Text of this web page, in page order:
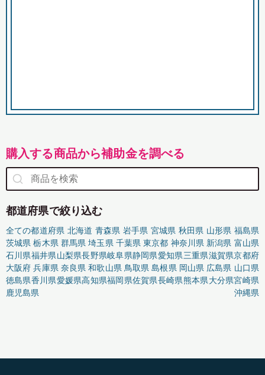
購入する商品から補助金を調べる
都道府県で絞り込む
全ての都道府県 北海道 青森県 岩手県 宮城県 秋田県 山形県 福島県
茨城県 栃木県 群馬県 埼玉県 千葉県 東京都 神奈川県 新潟県 富山県
石川県福井県山梨県長野県岐阜県静岡県愛知県三重県滋賀県京都府
大阪府 兵庫県 奈良県 和歌山県 鳥取県 島根県 岡山県 広島県 山口県
徳島県香川県愛媛県高知県福岡県佐賀県長崎県熊本県大分県宮崎県
鹿児島県
沖縄県